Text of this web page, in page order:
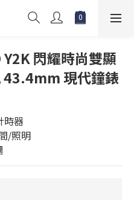
Y2K 閃耀時尚雙顯
43.4mm 現代鐘錶
時器
/照明